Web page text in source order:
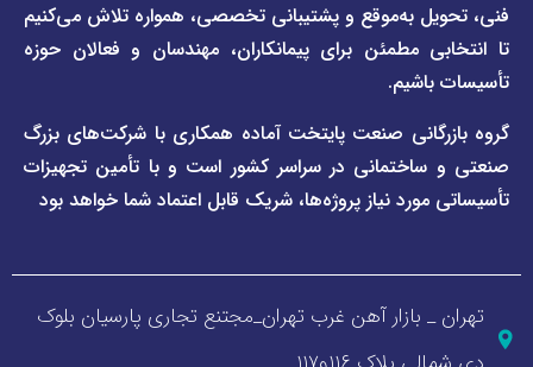
به‌موقع و پشتیبانی تخصصی، همواره تلاش می‌کنیم
مطمئن برای پیمانکاران، مهندسان و فعالان حوزه
صنعت پایتخت آماده همکاری با شرکت‌های بزرگ
در سراسر کشور است و با تأمین تجهیزات
نیاز پروژه‌ها، شریک قابل اعتماد شما خواهد بود
بازار آهن غرب تهران_مجتنع تجاری پارسیان بلوک